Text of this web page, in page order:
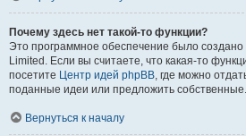
Почему здесь нет такой-то функции?
Это программное обеспечение было
Limited. Если вы считаете, что какая-то
посетите Центр идей phpBB, где можно
поданные идеи или предложить собственные.
Вернуться к началу